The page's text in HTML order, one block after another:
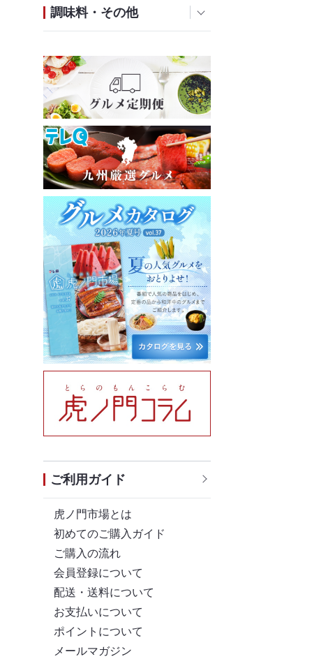
調味料・その他
ご利用ガイド
虎ノ門市場とは
初めてのご購入ガイド
ご購入の流れ
会員登録について
配送・送料について
お支払いについて
ポイントについて
メールマガジン